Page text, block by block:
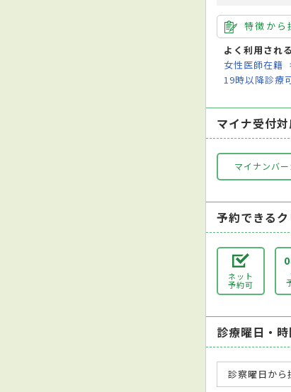
特徴から
よく利用され
女性医師在籍
19時以降診療
マイナ受付
マイナンバ
予約できる
ネット
予約可
診療曜日・時
診察曜日から